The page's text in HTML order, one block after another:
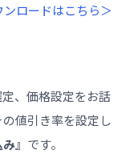
ロードはこちら＞
、価格設定をお話
値引き率を設定し
』 です。